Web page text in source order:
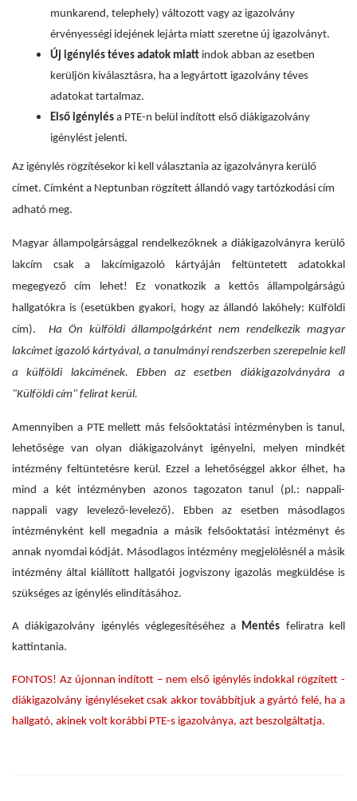
munkarend, telephely) változott vagy az igazolvány
érvényességi idejének lejárta miatt szeretne új igazolványt.
Új igénylés téves adatok miatt indok abban az esetben
kerüljön kiválasztásra, ha a legyártott igazolvány téves
adatokat tartalmaz.
Első igénylés a PTE-n belül indított első diákigazolvány
igénylést jelenti.
Az igénylés rögzítésekor ki kell választania az igazolványra kerülő
címet. Címként a Neptunban rögzített állandó vagy tartózkodási cím
adható meg.
Magyar állampolgársággal rendelkezőknek a diákigazolványra kerülő
lakcím csak a lakcímigazoló kártyáján feltüntetett adatokkal
megegyező cím lehet! Ez vonatkozik a kettős állampolgárságú
hallgatókra is (esetükben gyakori, hogy az állandó lakóhely: Külföldi
cím). Ha Ön külföldi állampolgárként nem rendelkezik magyar
lakcímet igazoló kártyával, a tanulmányi rendszerben szerepelnie kell
a külföldi lakcímének. Ebben az esetben diákigazolványára a
"Külföldi cím" felirat kerül.
Amennyiben a PTE mellett más felsőoktatási intézményben is tanul,
lehetősége van olyan diákigazolványt igényelni, melyen mindkét
intézmény feltüntetésre kerül. Ezzel a lehetőséggel akkor élhet, ha
mind a két intézményben azonos tagozaton tanul (pl.: nappali-
nappali vagy levelező-levelező). Ebben az esetben másodlagos
intézményként kell megadnia a másik felsőoktatási intézményt és
annak nyomdai kódját. Másodlagos intézmény megjelölésnél a másik
intézmény által kiállított hallgatói jogviszony igazolás megküldése is
szükséges az igénylés elindításához.
A diákigazolvány igénylés véglegesítéséhez a Mentés feliratra kell
kattintania.
FONTOS! Az újonnan indított – nem első igénylés indokkal rögzített -
diákigazolvány igényléseket csak akkor továbbítjuk a gyártó felé, ha a
hallgató, akinek volt korábbi PTE-s igazolványa, azt beszolgáltatja.